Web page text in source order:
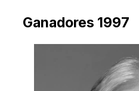
Ganadores 1997